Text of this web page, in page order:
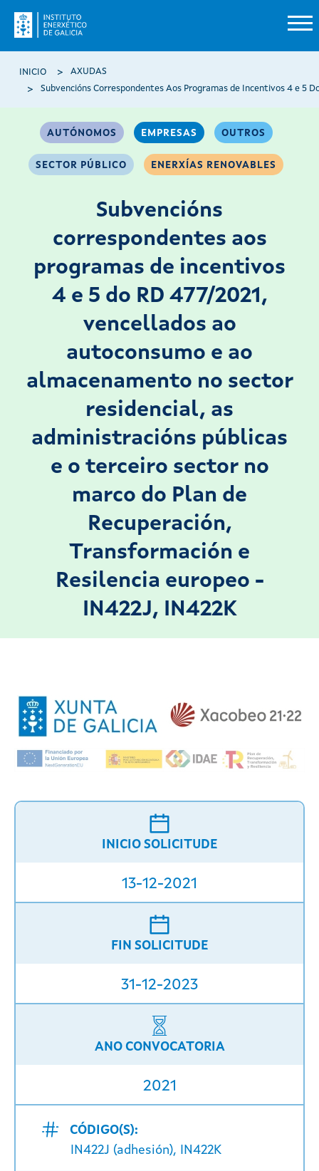
Miga de pan
INICIO AXUDAS
AUTÓNOMOS EMPRESAS OUTROS
SECTOR PÚBLICO ENERXÍAS RENOVABLES
Subvencións
correspondentes aos
programas de incentivos
4 e 5 do RD 477/2021,
vencellados ao
autoconsumo e ao
almacenamento no sector
residencial, as
administracións públicas
e o terceiro sector no
marco do Plan de
Recuperación,
Transformación e
Resilencia europeo -
IN422J, IN422K
INICIO SOLICITUDE
13-12-2021
FIN SOLICITUDE
31-12-2023
ANO CONVOCATORIA
2021
CÓDIGO(S):
IN422J (adhesión), IN422K